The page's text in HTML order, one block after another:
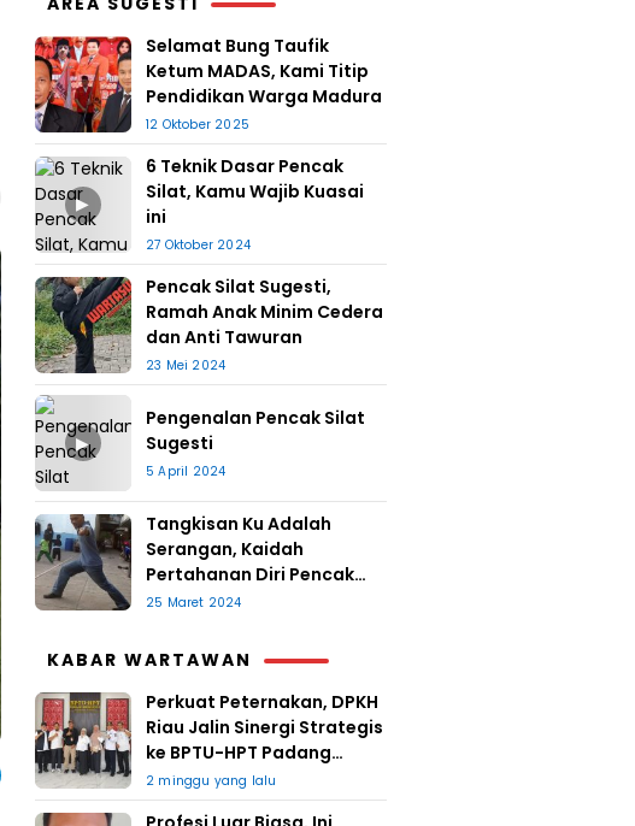
Selamat Bung Taufik
Ketum MADAS, Kami Titip
Pendidikan Warga Madura
12 Oktober 2025
▶
6 Teknik Dasar Pencak
Silat, Kamu Wajib Kuasai
ini
27 Oktober 2024
Pencak Silat Sugesti,
Ramah Anak Minim Cedera
dan Anti Tawuran
23 Mei 2024
▶
Pengenalan Pencak Silat
Sugesti
5 April 2024
Tangkisan Ku Adalah
Serangan, Kaidah
Pertahanan Diri Pencak
Sugesti
25 Maret 2024
KABAR WARTAWAN
Perkuat Peternakan, DPKH
Riau Jalin Sinergi Strategis
ke BPTU-HPT Padang
Mengatas
2 minggu yang lalu